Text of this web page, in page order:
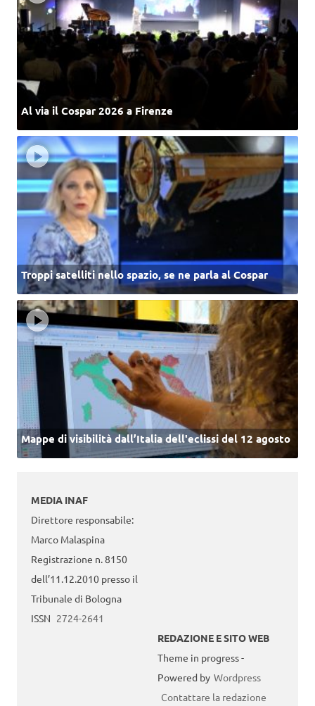
Al via il Cospar 2026 a Firenze
Troppi satelliti nello spazio, se ne parla al Cospar
Mappe di visibilità dall’Italia dell'eclissi del 12 agosto
MEDIA INAF
Direttore responsabile:
Marco Malaspina
Registrazione n. 8150
dell’11.12.2010 presso il
Tribunale di Bologna
ISSN 2724-2641
REDAZIONE E SITO WEB
Theme in progress -
Powered by Wordpress
Contattare la redazione